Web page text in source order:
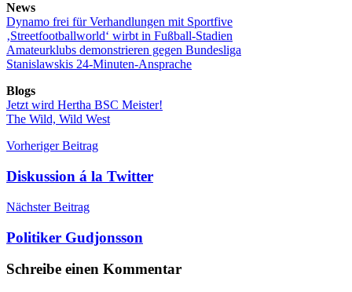
News
Dynamo frei für Verhandlungen mit Sportfive
‚Streetfootballworld‘ wirbt in Fußball-Stadien
Amateurklubs demonstrieren gegen Bundesliga
Stanislawskis 24-Minuten-Ansprache
Blogs
Jetzt wird Hertha BSC Meister!
The Wild, Wild West
Beitragsnavigation
Vorheriger Beitrag
Diskussion á la Twitter
Nächster Beitrag
Politiker Gudjonsson
Schreibe einen Kommentar